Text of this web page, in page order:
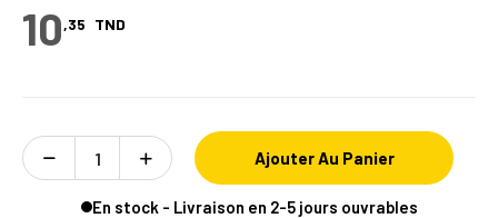
10,35 TND
Ajouter Au Panier
En stock - Livraison en 2-5 jours ouvrables